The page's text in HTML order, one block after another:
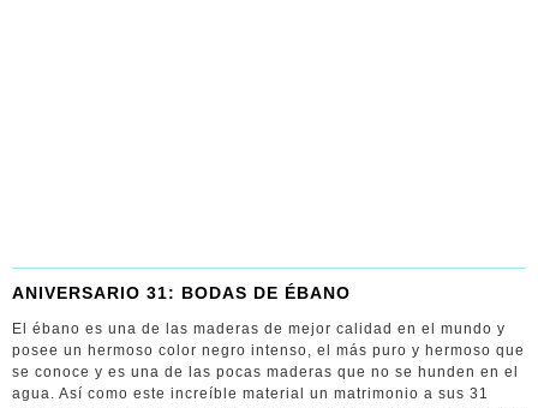
ANIVERSARIO 31: BODAS DE ÉBANO
El ébano es una de las maderas de mejor calidad en el mundo y
posee un hermoso color negro intenso, el más puro y hermoso que
se conoce y es una de las pocas maderas que no se hunden en el
agua. Así como este increíble material un matrimonio a sus 31